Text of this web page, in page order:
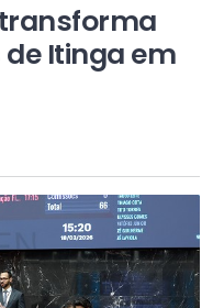
Itinga em